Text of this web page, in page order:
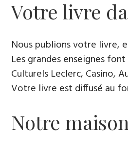
Votre livre
Nous publions votre livre,
Les grandes enseignes
Culturels Leclerc, Casino,
Votre livre est diffusé au
Notre